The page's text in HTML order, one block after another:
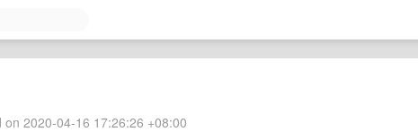
2020-04-16 17:26:26 +08:00